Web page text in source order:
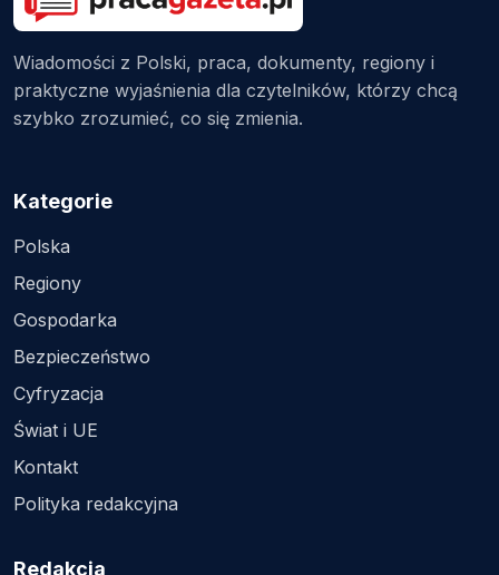
Wiadomości z Polski, praca, dokumenty, regiony i
praktyczne wyjaśnienia dla czytelników, którzy chcą
szybko zrozumieć, co się zmienia.
Kategorie
Polska
Regiony
Gospodarka
Bezpieczeństwo
Cyfryzacja
Świat i UE
Kontakt
Polityka redakcyjna
Redakcja